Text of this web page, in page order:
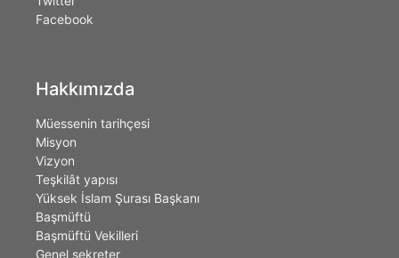
Facebook
Hakkımızda
Müessenin tarihçesi
Misyon
Vizyon
Teşkilât yapısı
Yüksek İslam Şurası Başkanı
Başmüftü
Başmüftü Vekilleri
Genel sekreter